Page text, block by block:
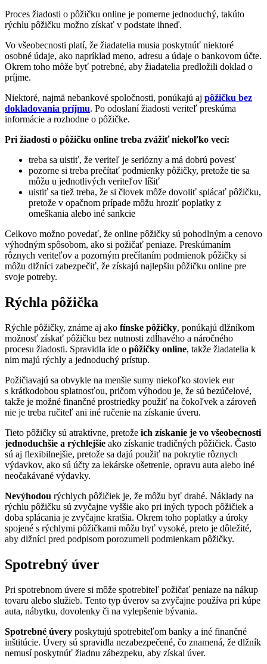
Proces žiadosti o pôžičku online je pomerne jednoduchý, takúto
rýchlu pôžičku možno získať v podstate ihneď.
Vo všeobecnosti platí, že žiadatelia musia poskytnúť niektoré
osobné údaje, ako napríklad meno, adresu a údaje o bankovom účte.
Okrem toho môže byť potrebné, aby žiadatelia predložili doklad o
príjme.
Niektoré, najmä nebankové spoločnosti, ponúkajú aj pôžičku bez
dokladovania príjmu. Po odoslaní žiadosti veriteľ preskúma
informácie a rozhodne o pôžičke.
Pri žiadosti o pôžičku online treba zvážiť niekoľko vecí:
treba sa uistiť, že veriteľ je seriózny a má dobrú povesť
pozorne si treba prečítať podmienky pôžičky, pretože tie sa
môžu u jednotlivých veriteľov líšiť
uistiť sa tiež treba, že si človek môže dovoliť splácať pôžičku,
pretože v opačnom prípade môžu hroziť poplatky z
omeškania alebo iné sankcie
Celkovo možno povedať, že online pôžičky sú pohodlným a cenovo
výhodným spôsobom, ako si požičať peniaze. Preskúmaním
rôznych veriteľov a pozorným prečítaním podmienok pôžičky si
môžu dlžníci zabezpečiť, že získajú najlepšiu pôžičku online pre
svoje potreby.
Rýchla pôžička
Rýchle pôžičky, známe aj ako fínske pôžičky, ponúkajú dlžníkom
možnosť získať pôžičku bez nutnosti zdĺhavého a náročného
procesu žiadosti. Spravidla ide o pôžičky online, takže žiadatelia k
nim majú rýchly a jednoduchý prístup.
Požičiavajú sa obvykle na menšie sumy niekoľko stoviek eur
s krátkodobou splatnosťou, pričom výhodou je, že sú bezúčelové,
takže je možné finančné prostriedky použiť na čokoľvek a zároveň
nie je treba ručiteľ ani iné ručenie na získanie úveru.
Tieto pôžičky sú atraktívne, pretože ich získanie je vo všeobecnosti
jednoduchšie a rýchlejšie ako získanie tradičných pôžičiek. Často
sú aj flexibilnejšie, pretože sa dajú použiť na pokrytie rôznych
výdavkov, ako sú účty za lekárske ošetrenie, opravu auta alebo iné
neočakávané výdavky.
Nevýhodou rýchlych pôžičiek je, že môžu byť drahé. Náklady na
rýchlu pôžičku sú zvyčajne vyššie ako pri iných typoch pôžičiek a
doba splácania je zvyčajne kratšia. Okrem toho poplatky a úroky
spojené s rýchlymi pôžičkami môžu byť vysoké, preto je dôležité,
aby dlžníci pred podpisom porozumeli podmienkam pôžičky.
Spotrebný úver
Pri spotrebnom úvere si môže spotrebiteľ požičať peniaze na nákup
tovaru alebo služieb. Tento typ úverov sa zvyčajne používa pri kúpe
auta, nábytku, dovolenky či na vylepšenie bývania.
Spotrebné úvery poskytujú spotrebiteľom banky a iné finančné
inštitúcie. Úvery sú spravidla nezabezpečené, čo znamená, že dlžník
nemusí poskytnúť žiadnu zábezpeku, aby získal úver.